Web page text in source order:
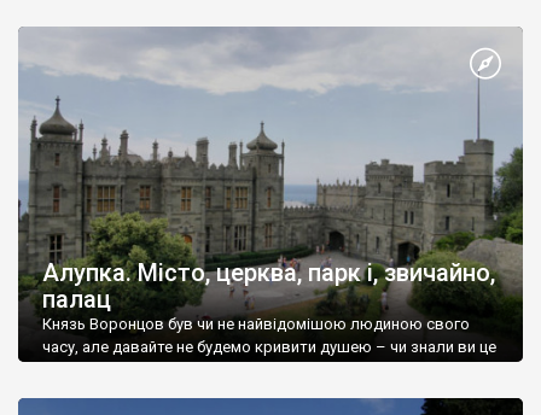
Алупка. Місто, церква, парк і, звичайно,
палац
Князь Воронцов був чи не найвідомішою людиною свого
часу, але давайте не будемо кривити душею – чи знали ви це